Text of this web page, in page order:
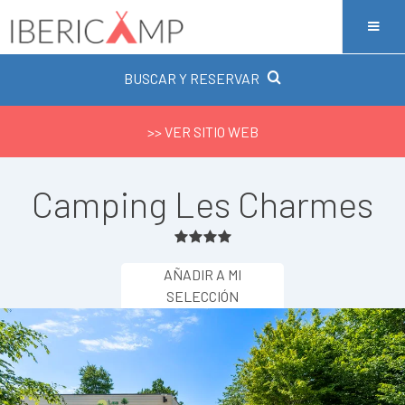
BUSCAR Y RESERVAR
>> VER SITIO WEB
Camping Les Charmes
AÑADIR A MI
SELECCIÓN